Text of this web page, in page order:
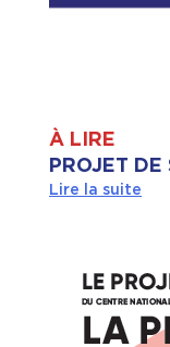
À LIRE
PROJET
Lire la suite